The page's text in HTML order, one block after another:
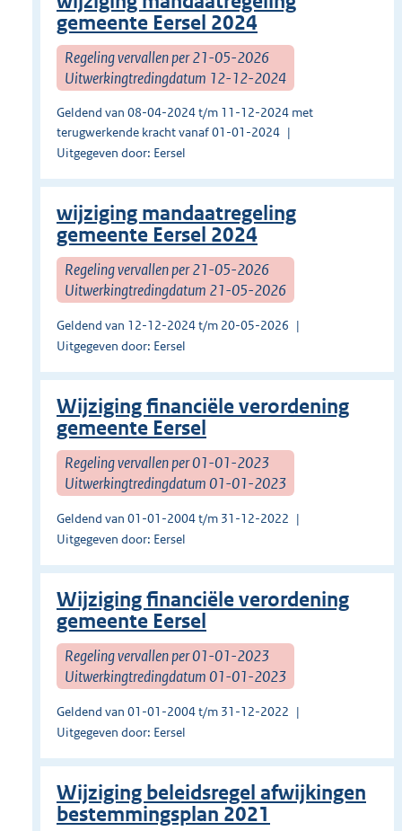
gemeente Eersel 2024
Regeling vervallen per 21-05-2026
Uitwerkingtredingdatum 12-12-2024
Geldend van 08-04-2024 t/m 11-12-2024 met
terugwerkende kracht vanaf 01-01-2024
Uitgegeven door: Eersel
wijziging mandaatregeling
gemeente Eersel 2024
Regeling vervallen per 21-05-2026
Uitwerkingtredingdatum 21-05-2026
Geldend van 12-12-2024 t/m 20-05-2026
Uitgegeven door: Eersel
Wijziging financiële verordening
gemeente Eersel
Regeling vervallen per 01-01-2023
Uitwerkingtredingdatum 01-01-2023
Geldend van 01-01-2004 t/m 31-12-2022
Uitgegeven door: Eersel
Wijziging financiële verordening
gemeente Eersel
Regeling vervallen per 01-01-2023
Uitwerkingtredingdatum 01-01-2023
Geldend van 01-01-2004 t/m 31-12-2022
Uitgegeven door: Eersel
Wijziging beleidsregel afwijkingen
bestemmingsplan 2021